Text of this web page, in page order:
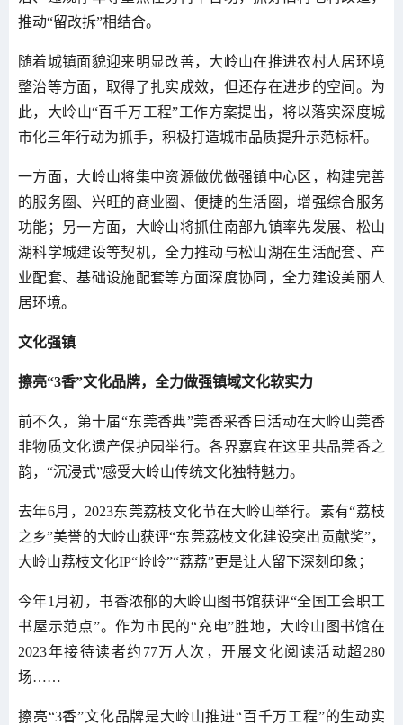
推动“留改拆”相结合。
随着城镇面貌迎来明显改善，大岭山在推进农村人居环境
整治等方面，取得了扎实成效，但还存在进步的空间。为
此，大岭山“百千万工程”工作方案提出，将以落实深度城
市化三年行动为抓手，积极打造城市品质提升示范标杆。
一方面，大岭山将集中资源做优做强镇中心区，构建完善
的服务圈、兴旺的商业圈、便捷的生活圈，增强综合服务
功能；另一方面，大岭山将抓住南部九镇率先发展、松山
湖科学城建设等契机，全力推动与松山湖在生活配套、产
业配套、基础设施配套等方面深度协同，全力建设美丽人
居环境。
文化强镇
擦亮“3香”文化品牌，全力做强镇域文化软实力
前不久，第十届“东莞香典”莞香采香日活动在大岭山莞香
非物质文化遗产保护园举行。各界嘉宾在这里共品莞香之
韵，“沉浸式”感受大岭山传统文化独特魅力。
去年6月，2023东莞荔枝文化节在大岭山举行。素有“荔枝
之乡”美誉的大岭山获评“东莞荔枝文化建设突出贡献奖”，
大岭山荔枝文化IP“岭岭”“荔荔”更是让人留下深刻印象；
今年1月初，书香浓郁的大岭山图书馆获评“全国工会职工
书屋示范点”。作为市民的“充电”胜地，大岭山图书馆在
2023年接待读者约77万人次，开展文化阅读活动超280
场……
擦亮“3香”文化品牌是大岭山推进“百千万工程”的生动实